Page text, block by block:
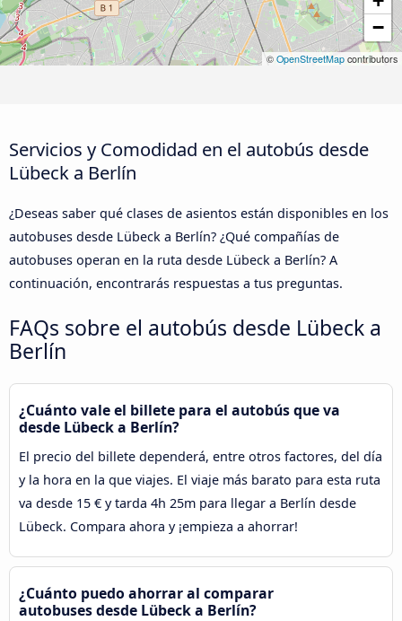
−
© OpenStreetMap contributors
Servicios y Comodidad en el autobús desde
Lübeck a Berlín
¿Deseas saber qué clases de asientos están disponibles en los
autobuses desde Lübeck a Berlín? ¿Qué compañías de
autobuses operan en la ruta desde Lübeck a Berlín? A
continuación, encontrarás respuestas a tus preguntas.
FAQs sobre el autobús desde Lübeck a
Berlín
¿Cuánto vale el billete para el autobús que va
desde Lübeck a Berlín?
El precio del billete dependerá, entre otros factores, del día
y la hora en la que viajes. El viaje más barato para esta ruta
va desde 15 € y tarda 4h 25m para llegar a Berlín desde
Lübeck. Compara ahora y ¡empieza a ahorrar!
¿Cuánto puedo ahorrar al comparar
autobuses desde Lübeck a Berlín?